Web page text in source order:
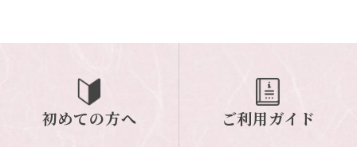
初めての方へ ご利用ガイド